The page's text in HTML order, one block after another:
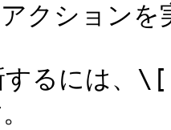
クションを
るには、